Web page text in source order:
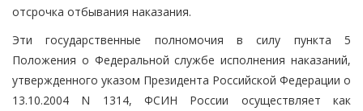
отсрочка отбывания наказания.
Эти государственные полномочия в силу пункта 5
Положения о Федеральной службе исполнения наказаний,
утвержденного указом Президента Российской Федерации о
13.10.2004 N 1314, ФСИН России осуществляет как